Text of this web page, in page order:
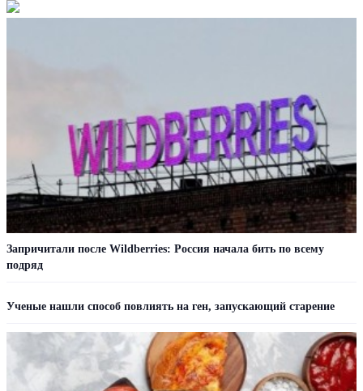
Запричитали после Wildberries: Россия начала бить по всему
подряд
Ученые нашли способ повлиять на ген, запускающий старение